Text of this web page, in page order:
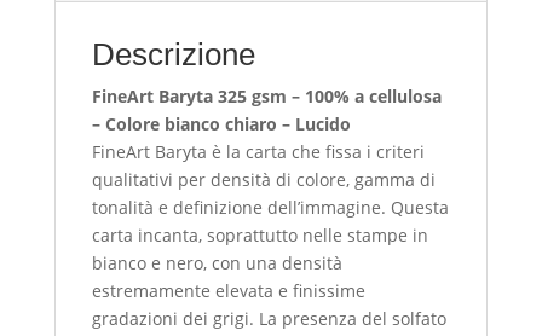
Lyskamm
quantitàDescrizione
FineArt Baryta 325 gsm – 100% a cellulosa
– Colore bianco chiaro – Lucido
FineArt Baryta è la carta che fissa i criteri
qualitativi per densità di colore, gamma di
tonalità e definizione dell’immagine. Questa
carta incanta, soprattutto nelle stampe in
bianco e nero, con una densità
estremamente elevata e finissime
gradazioni dei grigi. La presenza del solfato